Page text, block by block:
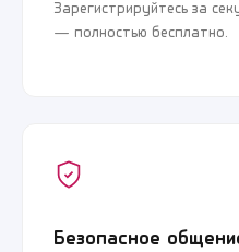
Зарегистрируйтесь за
— полностью бесплатно.
Безопасное